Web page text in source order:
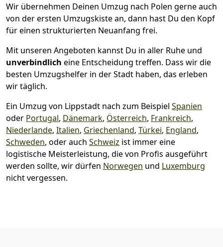
Wir übernehmen Deinen Umzug nach Polen gerne auch
von der ersten Umzugskiste an, dann hast Du den Kopf
für einen strukturierten Neuanfang frei.
Mit unseren Angeboten kannst Du in aller Ruhe und
unverbindlich eine Entscheidung treffen. Dass wir die
besten Umzugshelfer in der Stadt haben, das erleben
wir täglich.
Ein Umzug von Lippstadt nach zum Beispiel Spanien
oder Portugal, Dänemark, Österreich, Frankreich,
Niederlande, Italien, Griechenland, Türkei, England,
Schweden, oder auch Schweiz ist immer eine
logistische Meisterleistung, die von Profis ausgeführt
werden sollte, wir dürfen Norwegen und Luxemburg
nicht vergessen.